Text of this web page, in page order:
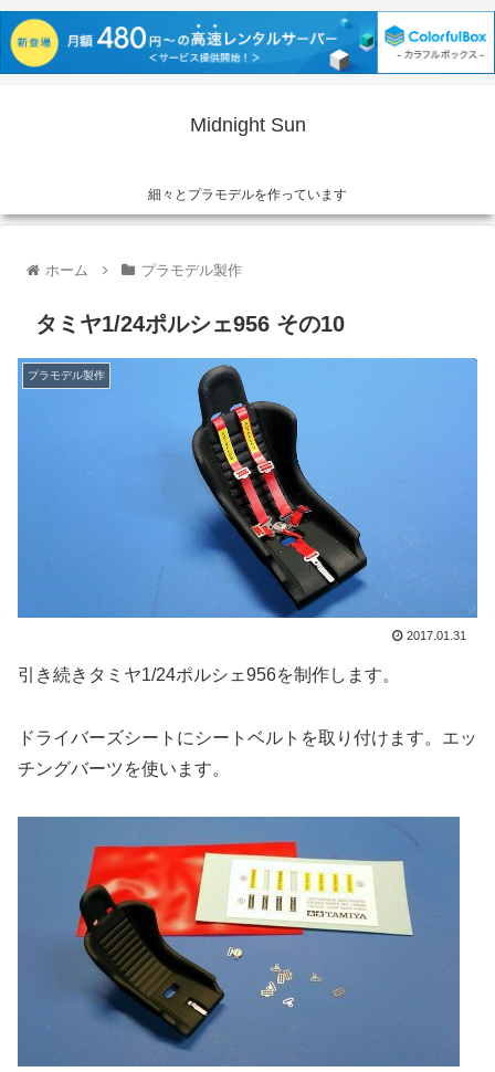
Midnight Sun
細々とプラモデルを作っています
ホーム プラモデル製作
タミヤ1/24ポルシェ956 その10
プラモデル製作
2017.01.31
引き続きタミヤ1/24ポルシェ956を制作します。
ドライバーズシートにシートベルトを取り付けます。エッ
チングバーツを使います。